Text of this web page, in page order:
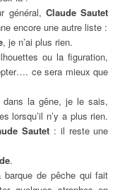
général, Claude Sautet
encore une autre liste :
, je n’ai plus rien.
ou la figuration,
ce sera mieux que
dans la gêne, je le sais,
lorsqu’il n’y a plus rien.
Sautet : il reste une
.
de pêche qui fait